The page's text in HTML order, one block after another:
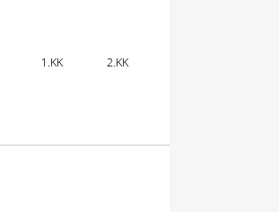
1.KK
2.KK